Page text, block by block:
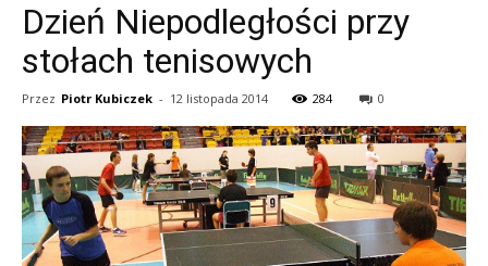
Dzień Niepodległości przy
stołach tenisowych
Przez Piotr Kubiczek - 12 listopada 2014 284 0